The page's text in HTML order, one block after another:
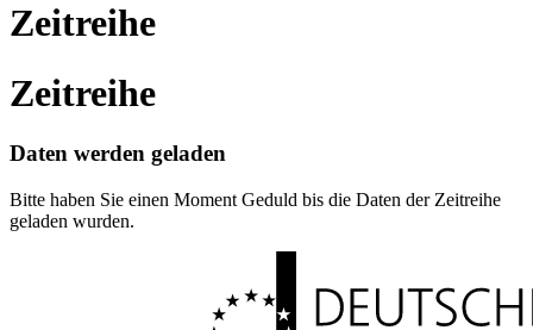
Zeitreihe
Zeitreihe
Daten werden geladen
Bitte haben Sie einen Moment Geduld bis die Daten der Zeitreihe
geladen wurden.